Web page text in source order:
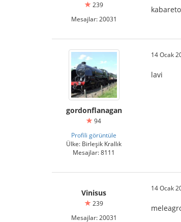
239
Mesajlar: 20031
kabareto
gordonflanagan
94
Profili görüntüle
Ülke: Birleşik Krallık
Mesajlar: 8111
14 Ocak
lavi
Vinisus
239
Mesajlar: 20031
14 Ocak